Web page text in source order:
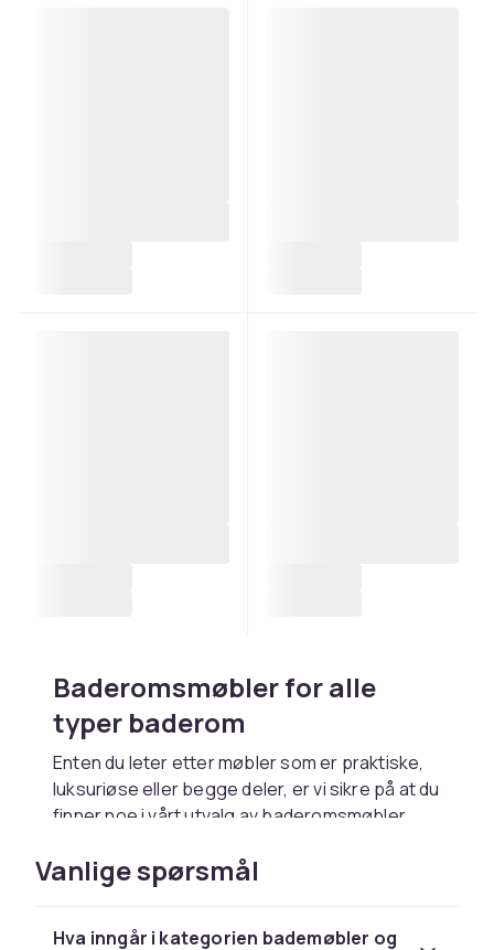
Baderomsmøbler for alle
typer baderom
Enten du leter etter møbler som er praktiske,
luksuriøse eller begge deler, er vi sikre på at du
finner noe i vårt utvalg av baderomsmøbler.
benkeplater, servanter, servantskap og mye
mer i klassiske stiler, men også moderne og
Vanlige spørsmål
Hva inngår i kategorien bademøbler og